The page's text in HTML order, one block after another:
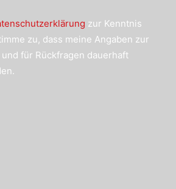
zur Kenntnis
zu, dass meine Angaben zur
für Rückfragen dauerhaft